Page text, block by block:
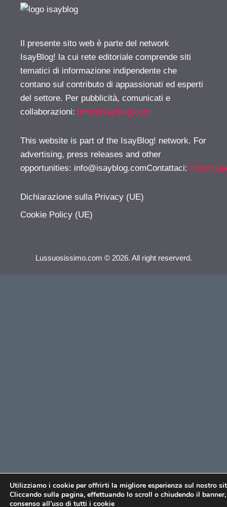
Il presente sito web è parte del network
IsayBlog! la cui rete editoriale comprende siti
tematici di informazione indipendente che
contano sul contributo di appassionati ed esperti
del settore. Per pubblicità, comunicati e
collaborazioni: info@isayblog.com
This website is part of the IsayBlog! network. For
advertising, press releases and other
opportunities: info@isayblog.comContattaci:
Dichiarazione sulla Privacy (UE)
Cookie Policy (UE)
Lussuosissimo.com © 2026. All right reserverd.
Utilizziamo i cookie per offrirti la migliore esperienza sul nostro
Cliccando sulla pagina, effettuando lo scroll o chiudendo il
consenso all’uso di tutti i cookie